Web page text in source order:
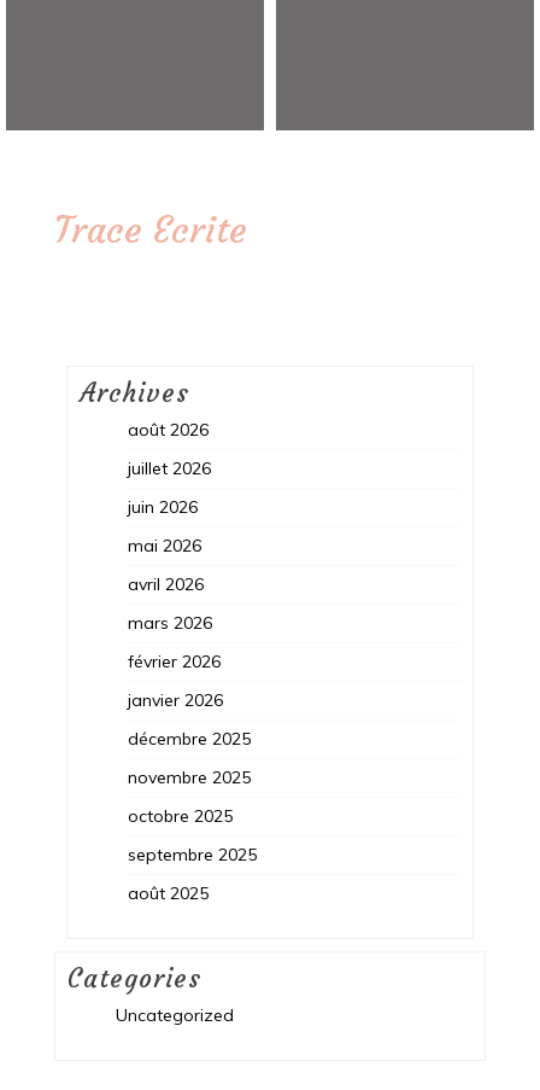
Trace Ecrite
Archives
août 2026
juillet 2026
juin 2026
mai 2026
avril 2026
mars 2026
février 2026
janvier 2026
décembre 2025
novembre 2025
octobre 2025
septembre 2025
août 2025
Categories
Uncategorized